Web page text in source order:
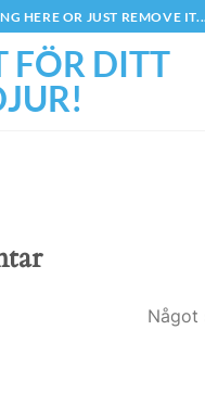
HERE OR JUST REMOVE IT...
Något